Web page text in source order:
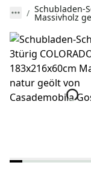
Schubladen-
Massivholz